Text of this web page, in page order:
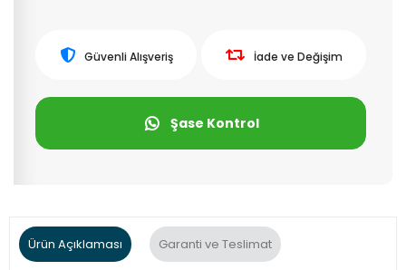
Güvenli Alışveriş İade ve Değişim
Şase Kontrol
Ürün Açıklaması Garanti ve Teslimat